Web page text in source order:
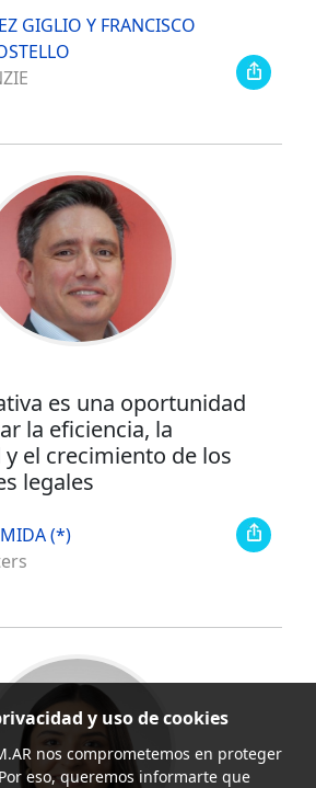
GIGLIO Y FRANCISCO
es una oportunidad
la eficiencia, la
el crecimiento de los
legales
(*)
y uso de cookies
nos comprometemos en proteger
eso, queremos informarte que